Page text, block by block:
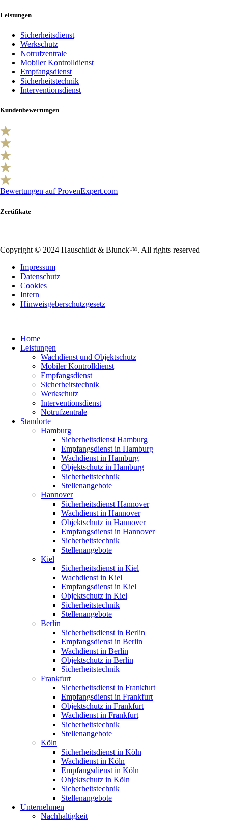
Leistungen
Sicherheitsdienst
Werkschutz
Notrufzentrale
Mobiler Kontrolldienst
Empfangsdienst
Sicherheitstechnik
Interventionsdienst
Kundenbewertungen
Bewertungen auf ProvenExpert.com
Zertifikate
Copyright © 2024 Hauschildt & Blunck™. All rights reserved
Impressum
Datenschutz
Cookies
Intern
Hinweisgeberschutzgesetz
Home
Leistungen
Wachdienst und Objektschutz
Mobiler Kontrolldienst
Empfangsdienst
Sicherheitstechnik
Werkschutz
Interventionsdienst
Notrufzentrale
Standorte
Hamburg
Sicherheitsdienst Hamburg
Empfangsdienst in Hamburg
Wachdienst in Hamburg
Objektschutz in Hamburg
Sicherheitstechnik
Stellenangebote
Hannover
Sicherheitsdienst Hannover
Wachdienst in Hannover
Objektschutz in Hannover
Empfangsdienst in Hannover
Sicherheitstechnik
Stellenangebote
Kiel
Sicherheitsdienst in Kiel
Wachdienst in Kiel
Empfangsdienst in Kiel
Objektschutz in Kiel
Sicherheitstechnik
Stellenangebote
Berlin
Sicherheitsdienst in Berlin
Empfangsdienst in Berlin
Wachdienst in Berlin
Objektschutz in Berlin
Sicherheitstechnik
Frankfurt
Sicherheitsdienst in Frankfurt
Empfangsdienst in Frankfurt
Objektschutz in Frankfurt
Wachdienst in Frankfurt
Sicherheitstechnik
Stellenangebote
Köln
Sicherheitsdienst in Köln
Wachdienst in Köln
Empfangsdienst in Köln
Objektschutz in Köln
Sicherheitstechnik
Stellenangebote
Unternehmen
Nachhaltigkeit